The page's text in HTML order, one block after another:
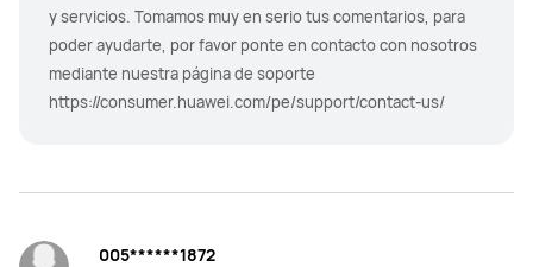
y servicios. Tomamos muy en serio tus comentarios, para
poder ayudarte, por favor ponte en contacto con nosotros
mediante nuestra página de soporte
https://consumer.huawei.com/pe/support/contact-us/
005******1872